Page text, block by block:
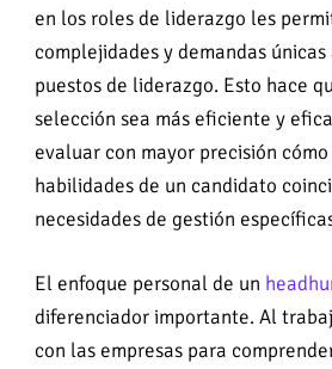
en los roles de liderazgo les
complejidades y demandas
puestos de liderazgo. Esto hace
selección sea más eficiente y
evaluar con mayor precisión
habilidades de un candidato
necesidades de gestión
El enfoque personal de un
diferenciador importante. Al
con las empresas para